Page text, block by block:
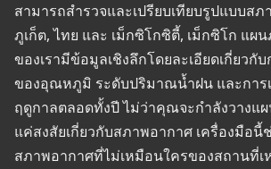
สามารถสำรวจและเปรียบเทียบรูปแบบส
ภูเก็ต, ไทย และ เม็กซิโกซิตี้, เม็กซิโก แผ
ของเรามีข้อมูลเชิงลึกโดยละเอียดเกี่ยวกั
ของอุณหภูมิ ระดับปริมาณน้ำฝน และการ
ฤดูกาลตลอดทั้งปี ไม่ว่าคุณจะกำลังวางแ
แค่สงสัยเกี่ยวกับสภาพอากาศ เครื่องมือนี้
สภาพอากาศที่ไม่เหมือนใครของสถานที่